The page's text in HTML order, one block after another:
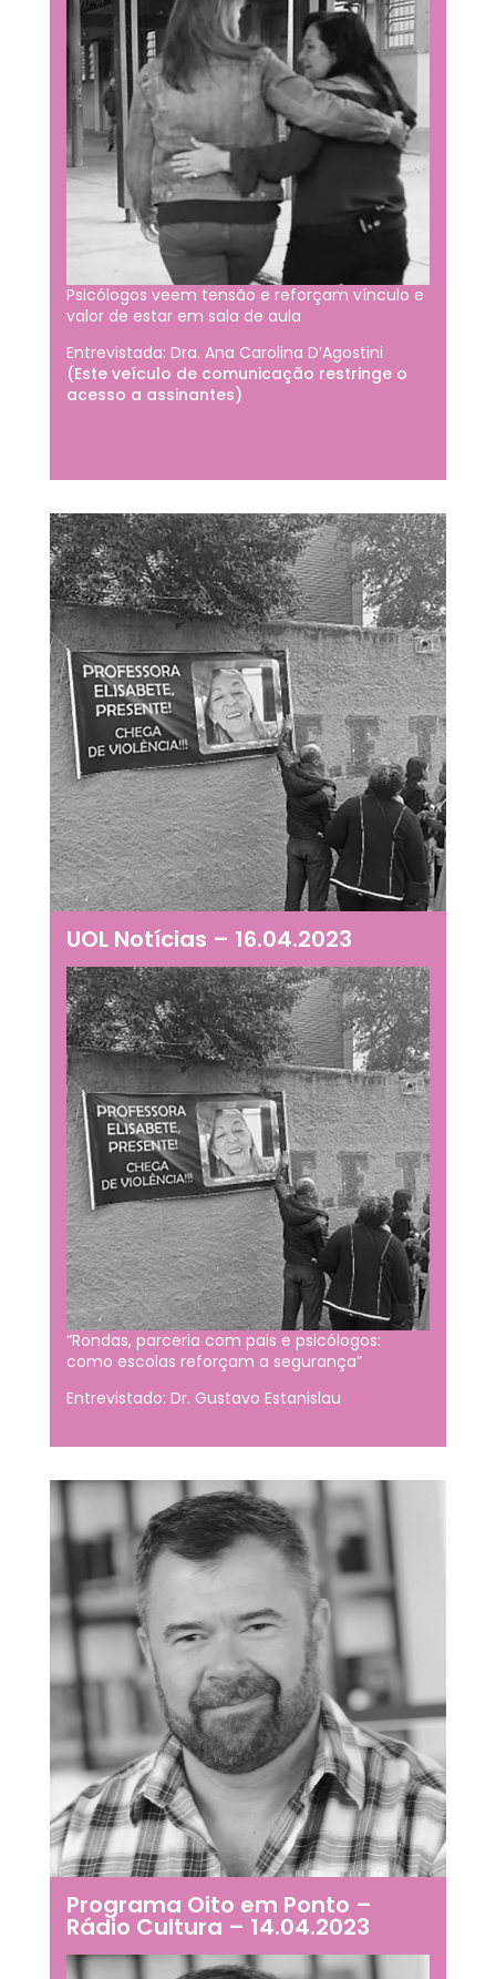
Psicólogos veem tensão e reforçam vínculo e
valor de estar em sala de aula
Entrevistada: Dra. Ana Carolina D’Agostini
(Este veículo de comunicação restringe o
acesso a assinantes)
UOL Notícias – 16.04.2023
“Rondas, parceria com pais e psicólogos:
como escolas reforçam a segurança”
Entrevistado: Dr. Gustavo Estanislau
Programa Oito em Ponto –
Rádio Cultura – 14.04.2023